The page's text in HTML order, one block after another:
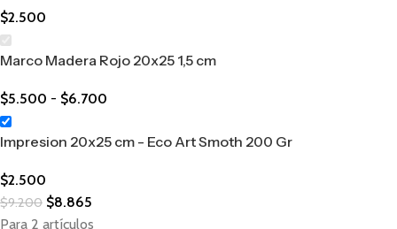
$2.500
Marco Madera Rojo 20x25 1,5 cm
$5.500 - $6.700
Impresion 20x25 cm - Eco Art Smoth 200 Gr
$2.500
$9.200 $8.865
Para 2 artículos